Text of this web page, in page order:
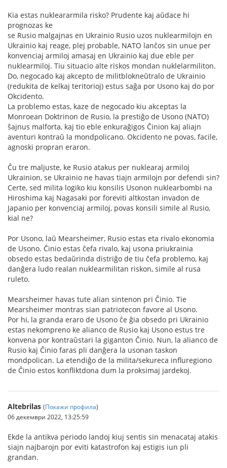
Kia estas nukleararmila risko? Prudente kaj aŭdace hi
prognozas ke
se Rusio malgajnas en Ukrainio Rusio uzos nuklearmilojn en
Ukrainio kaj reage, plej probable, NATO lanĉos sin unue per
konvenciaj armiloj amasaj en Ukrainio kaj due eble per
nuklearmiloj. Tiu situacio alte riskos mondan nuklelarmiliton.
Do, negocado kaj akcepto de militblokneŭtralo de Ukrainio
(redukita de kelkaj teritorioj) estus saĝa por Usono kaj do por
Okcidento.
La problemo estas, kaze de negocado kiu akceptas la
Monroean Doktrinon de Rusio, la prestiĝo de Usono (NATO)
ŝajnus malforta, kaj tio eble enkuraĝigos Ĉinion kaj aliajn
aventuri kontraŭ la mondpolicano. Okcidento ne povas, facile,
agnoski propran eraron.
Ĉu tre maljuste, ke Rusio atakus per nuklearaj armiloj
Ukrainion, se Ukrainio ne havas tiajn armilojn por defendi sin?
Certe, sed milita logiko kiu konsilis Usonon nuklearbombi na
Hiroshima kaj Nagasaki por foreviti altkostan invadon de
Japanio per konvenciaj armiloj, povas konsili simile al Rusio,
kial ne?
Por Usono, laŭ Mearsheimer, Rusio estas eta rivalo ekonomia
de Usono. Ĉinio estas ĉefa rivalo, kaj usona priukrainia
obsedo estas bedaŭrinda distriĝo de tiu ĉefa problemo, kaj
danĝera ludo realan nuklearmilitan riskon, simile al rusa
ruleto.
Mearsheimer havas tute alian sintenon pri Ĉinio. Tie
Mearsheimer montras sian patriotecon favore al Usono.
Por hi, la granda eraro de Usono ĉe ĝia obsedo pri Ukrainio
estas nekompreno ke alianco de Rusio kaj Usono estus tre
konvena por kontraŭstari la giganton Ĉinio. Nun, la alianco de
Rusio kaj Ĉinio faras pli danĝera la usonan taskon
mondpolican. La etendiĝo de la milita/sekureca influregiono
de Ĉinio estos konfliktdona dum la proksimaj jardekoj.
Altebrilas (Покажи профила)
06 декември 2022, 13:25:59
Ekde la antikva periodo landoj kiuj sentis sin menacataj atakis
siajn najbarojn por eviti katastrofon kaj estigis iun pli
grandan.